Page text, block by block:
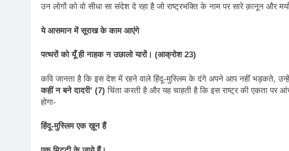
उन लोगों को वो सीधा सा संदेश दे रहा है जो राष्ट्रभक्ति के नाम पर सारे क़ानून और
ये आसमान में सूराख के काम आएंगे
पत्थरों को यूँ ही नाहक न उछालो यारों। (आक्रोश 23)
कवि जानता है कि इस देश में रहने वाले हिंदू-मुस्लिम के दंगे अपने आप नहीं भड़कते,
कहीं न बने दादरी’ (7) चिंता करती है और यह चाहती है कि इस राष्ट्र की एकता पर
होगा-
हिंदू-मुस्लिम एक ख़ून हैं